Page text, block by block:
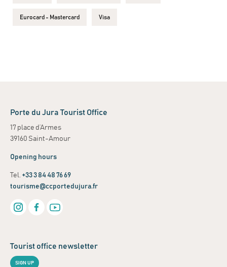
Eurocard - Mastercard Visa
Porte du Jura Tourist Office
17 place d’Armes
39160 Saint-Amour
Opening hours
Tel. +33 3 84 48 76 69
tourisme@ccportedujura.fr
Tourist office newsletter
SIGN UP